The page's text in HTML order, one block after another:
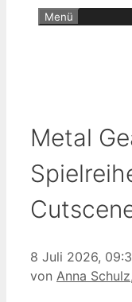
Menü
Metal
8 Juli 2026,
von Anna Schulz